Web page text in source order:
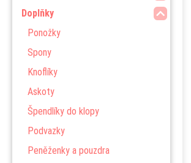
Doplňky
Ponožky
Spony
Knoflíky
Askoty
Špendlíky do klopy
Podvazky
Peněženky a pouzdra